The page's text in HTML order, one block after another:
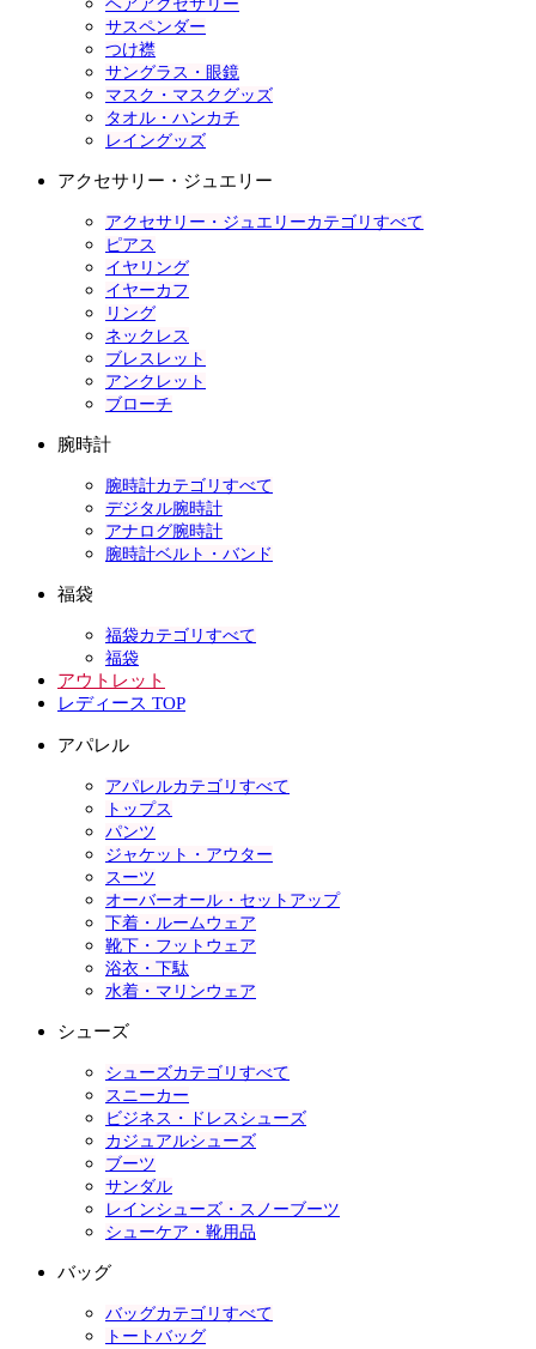
ヘアアクセサリー
サスペンダー
つけ襟
サングラス・眼鏡
マスク・マスクグッズ
タオル・ハンカチ
レイングッズ
アクセサリー・ジュエリー
アクセサリー・ジュエリーカテゴリすべて
ピアス
イヤリング
イヤーカフ
リング
ネックレス
ブレスレット
アンクレット
ブローチ
腕時計
腕時計カテゴリすべて
デジタル腕時計
アナログ腕時計
腕時計ベルト・バンド
福袋
福袋カテゴリすべて
福袋
アウトレット
レディース TOP
アパレル
アパレルカテゴリすべて
トップス
パンツ
ジャケット・アウター
スーツ
オーバーオール・セットアップ
下着・ルームウェア
靴下・フットウェア
浴衣・下駄
水着・マリンウェア
シューズ
シューズカテゴリすべて
スニーカー
ビジネス・ドレスシューズ
カジュアルシューズ
ブーツ
サンダル
レインシューズ・スノーブーツ
シューケア・靴用品
バッグ
バッグカテゴリすべて
トートバッグ